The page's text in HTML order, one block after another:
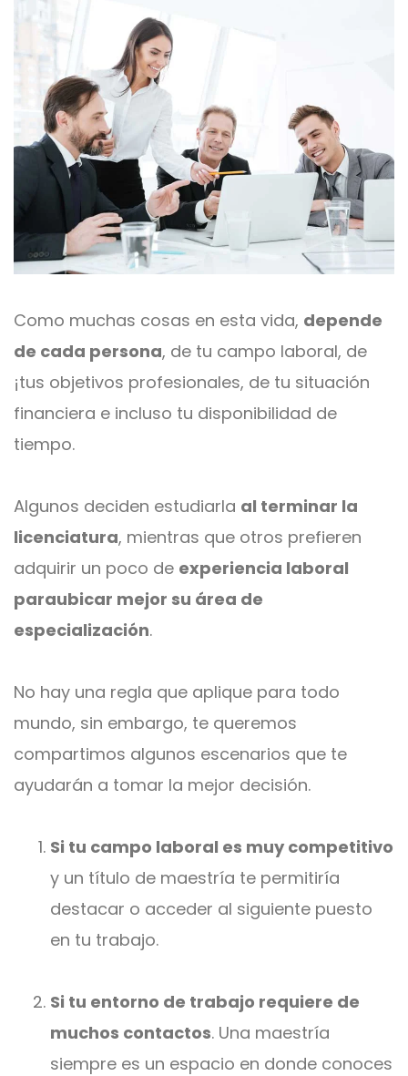
Como muchas cosas en esta vida, depende
de cada persona, de tu campo laboral, de
¡tus objetivos profesionales, de tu situación
financiera e incluso tu disponibilidad de
tiempo.
Algunos deciden estudiarla al terminar la
licenciatura, mientras que otros prefieren
adquirir un poco de experiencia laboral
paraubicar mejor su área de
especialización.
No hay una regla que aplique para todo
mundo, sin embargo, te queremos
compartimos algunos escenarios que te
ayudarán a tomar la mejor decisión.
Si tu campo laboral es muy competitivo
y un título de maestría te permitiría
destacar o acceder al siguiente puesto
en tu trabajo.
Si tu entorno de trabajo requiere de
muchos contactos. Una maestría
siempre es un espacio en donde conoces